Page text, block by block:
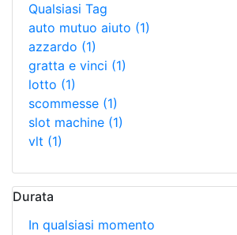
Qualsiasi Tag
auto mutuo aiuto (1)
azzardo (1)
gratta e vinci (1)
lotto (1)
scommesse (1)
slot machine (1)
vlt (1)
Durata
In qualsiasi momento